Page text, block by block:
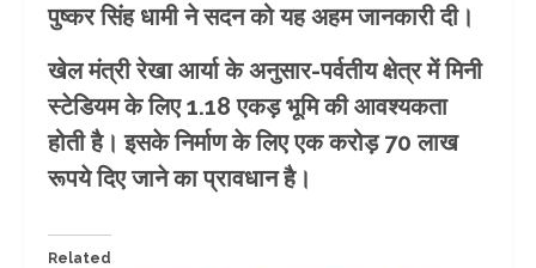
पुष्कर सिंह धामी ने सदन को यह अहम जानकारी दी।
खेल मंत्री रेखा आर्या के अनुसार-पर्वतीय क्षेत्र में मिनी
स्टेडियम के लिए 1.18 एकड़ भूमि की आवश्यकता
होती है। इसके निर्माण के लिए एक करोड़ 70 लाख
रूपये दिए जाने का प्रावधान है।
Related